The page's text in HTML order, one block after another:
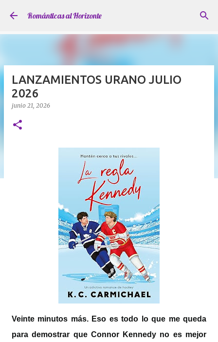
Ir al contenido principal
Románticas al Horizonte
LANZAMIENTOS URANO JULIO
2026
junio 21, 2026
Veinte minutos más. Eso es todo lo que me queda
para demostrar que Connor Kennedy no es mejor